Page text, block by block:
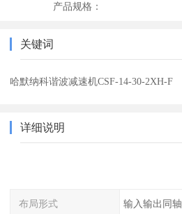
产品规格：
关键词
哈默纳科谐波减速机CSF-14-30-2XH-F
详细说明
布局形式 输入输出同轴